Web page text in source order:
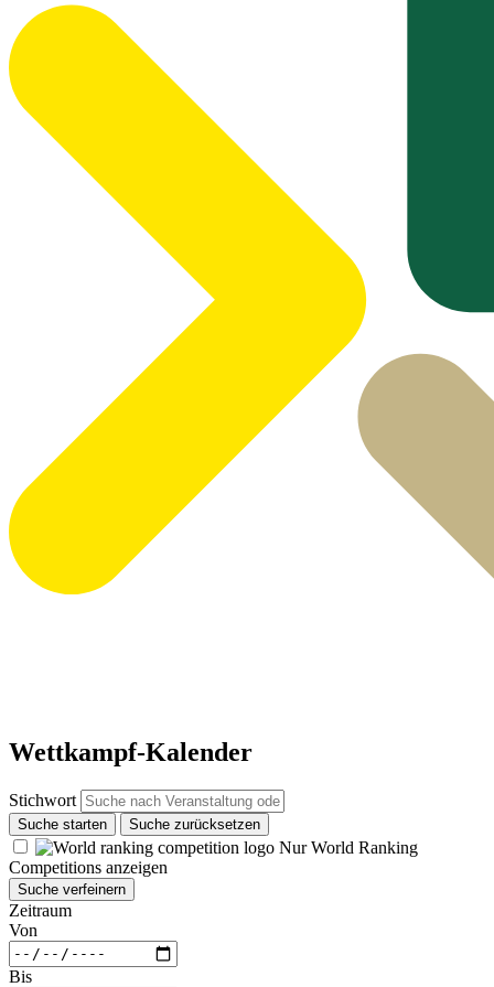
Wettkampf-Kalender
Stichwort
Suche starten Suche zurücksetzen
Nur World Ranking
Competitions anzeigen
Suche verfeinern
Zeitraum
Von
Bis